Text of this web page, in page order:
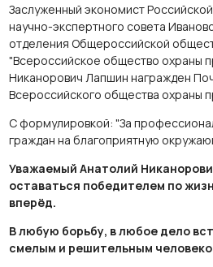
Заслуженный экономист
научно-экспертного совета
отделения Общероссийской
"Всероссийское общество охраны
Никанорович Лапшин награжден
Всероссийского общества охраны
С формулировкой: "За
граждан на благоприятную
Уважаемый Анатолий
оставаться победителем по
вперёд.
В любую борьбу, в любое дело
смелым и решительным